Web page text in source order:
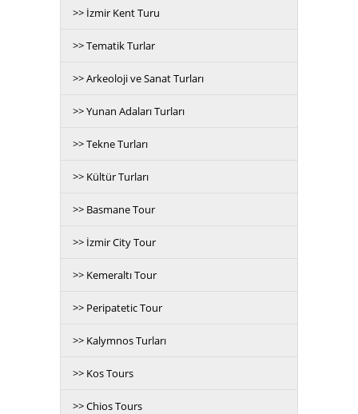
>> İzmir Kent Turu
>> Tematik Turlar
>> Arkeoloji ve Sanat Turları
>> Yunan Adaları Turları
>> Tekne Turları
>> Kültür Turları
>> Basmane Tour
>> İzmir City Tour
>> Kemeraltı Tour
>> Peripatetic Tour
>> Kalymnos Turları
>> Kos Tours
>> Chios Tours